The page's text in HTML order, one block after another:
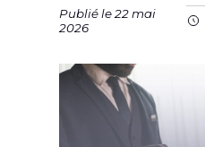
Publié le 22 mai
2026